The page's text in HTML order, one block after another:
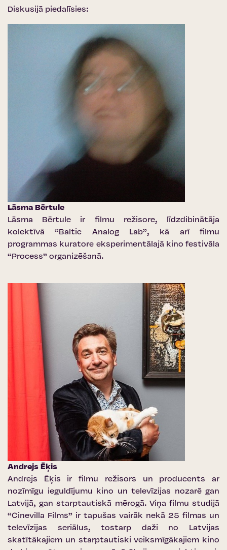
Diskusijā piedalīsies:
Lāsma Bērtule
Lāsma Bērtule ir filmu režisore, līdzdibinātāja
kolektīvā “Baltic Analog Lab”, kā arī filmu
programmas kuratore eksperimentālajā kino festivāla
“Process” organizēšanā.
Andrejs Ēķis
Andrejs Ēķis ir filmu režisors un producents ar
nozīmīgu ieguldījumu kino un televīzijas nozarē gan
Latvijā, gan starptautiskā mērogā. Viņa filmu studijā
“Cinevilla Films” ir tapušas vairāk nekā 25 filmas un
televīzijas seriālus, tostarp daži no Latvijas
skatītākajiem un starptautiski veiksmīgākajiem kino